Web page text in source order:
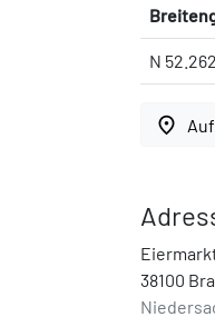
N
place
38100